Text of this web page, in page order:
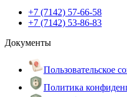
+7 (7142) 57-66-58
+7 (7142) 53-86-83
Документы
Пользовательское
Политика